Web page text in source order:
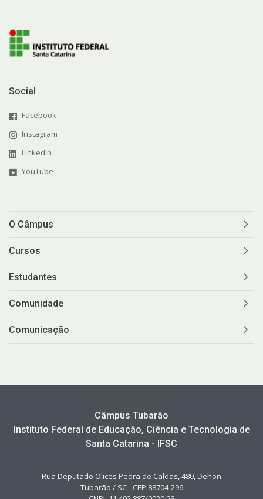
Social
Facebook
Instagram
LinkedIn
YouTube
O Câmpus
Cursos
Estudantes
Comunidade
Comunicação
Câmpus Tubarão
Instituto Federal de Educação, Ciência e Tecnologia de
Santa Catarina - IFSC
Rua Deputado Olices Pedra de Caldas, 480, Dehon
Tubarão / SC - CEP 88704-296